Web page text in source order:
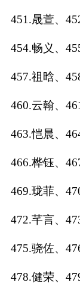
451.晟萱、
454.畅义、
457.祖晗、
460.云翰、
463.恺晨、
466.桦钰、
469.珑菲、
472.芊言、
475.骁佐、
478.健荣、